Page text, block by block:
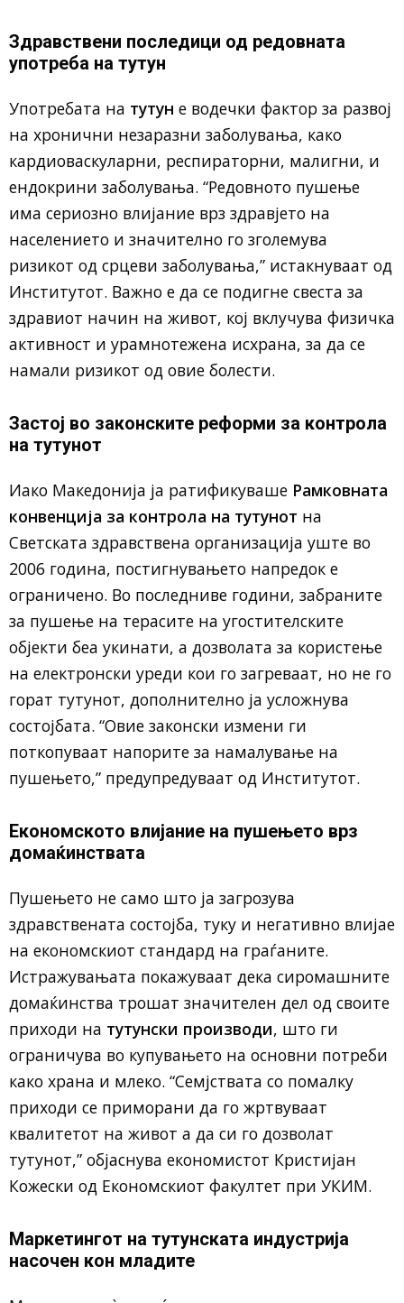
Здравствени последици од редовната
употреба на тутун
Употребата на тутун е водечки фактор за развој
на хронични незаразни заболувања, како
кардиоваскуларни, респираторни, малигни, и
ендокрини заболувања. “Редовното пушење
има сериозно влијание врз здравјето на
населението и значително го зголемува
ризикот од срцеви заболувања,” истакнуваат од
Институтот. Важно е да се подигне свеста за
здравиот начин на живот, кој вклучува физичка
активност и урамнотежена исхрана, за да се
намали ризикот од овие болести.
Застој во законските реформи за контрола
на тутунот
Иако Македонија ја ратификуваше Рамковната
конвенција за контрола на тутунот на
Светската здравствена организација уште во
2006 година, постигнувањето напредок е
ограничено. Во последниве години, забраните
за пушење на терасите на угостителските
објекти беа укинати, а дозволата за користење
на електронски уреди кои го загреваат, но не го
горат тутунот, дополнително ја усложнува
состојбата. “Овие законски измени ги
поткопуваат напорите за намалување на
пушењето,” предупредуваат од Институтот.
Економското влијание на пушењето врз
домаќинствата
Пушењето не само што ја загрозува
здравствената состојба, туку и негативно влијае
на економскиот стандард на граѓаните.
Истражувањата покажуваат дека сиромашните
домаќинства трошат значителен дел од своите
приходи на тутунски производи, што ги
ограничува во купувањето на основни потреби
како храна и млеко. “Семјствата со помалку
приходи се приморани да го жртвуваат
квалитетот на живот а да си го дозволат
тутунот,” објаснува економистот Кристијан
Кожески од Економскиот факултет при УКИМ.
Маркетингот на тутунската индустрија
насочен кон младите